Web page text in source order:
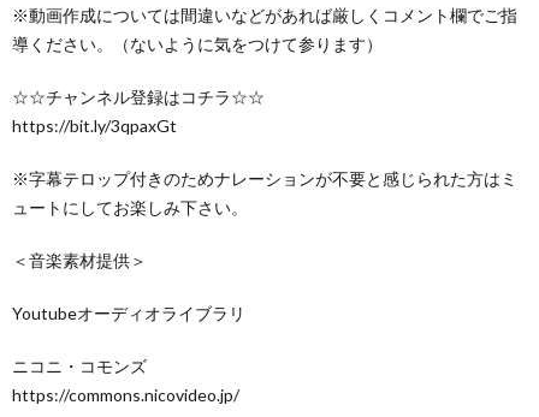
※動画作成については間違いなどがあれば厳しくコメント欄でご指
導ください。（ないように気をつけて参ります）
☆☆チャンネル登録はコチラ☆☆
https://bit.ly/3qpaxGt
※字幕テロップ付きのためナレーションが不要と感じられた方はミ
ュートにしてお楽しみ下さい。
＜音楽素材提供＞
Youtubeオーディオライブラリ
ニコニ・コモンズ
https://commons.nicovideo.jp/